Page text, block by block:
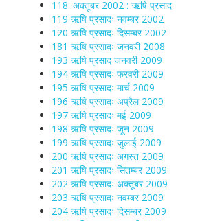
118: अक्तूबर 2002 : ऋषि प्रसाद
119 ऋषि प्रसादः नवम्बर 2002
120 ऋषि प्रसादः दिसम्बर 2002
181 ऋषि प्रसादः जनवरी 2008
193 ऋषि प्रसाद जनवरी 2009
194 ऋषि प्रसादः फरवरी 2009
195 ऋषि प्रसादः मार्च 2009
196 ऋषि प्रसादः अप्रैल 2009
197 ऋषि प्रसादः मई 2009
198 ऋषि प्रसादः जून 2009
199 ऋषि प्रसादः जुलाई 2009
200 ऋषि प्रसादः अगस्त 2009
201 ऋषि प्रसादः सितम्बर 2009
202 ऋषि प्रसादः अक्तूबर 2009
203 ऋषि प्रसादः नवम्बर 2009
204 ऋषि प्रसादः दिसम्बर 2009